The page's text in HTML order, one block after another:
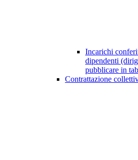
Incarichi
dipendenti
pubblicare in
Contrattazione